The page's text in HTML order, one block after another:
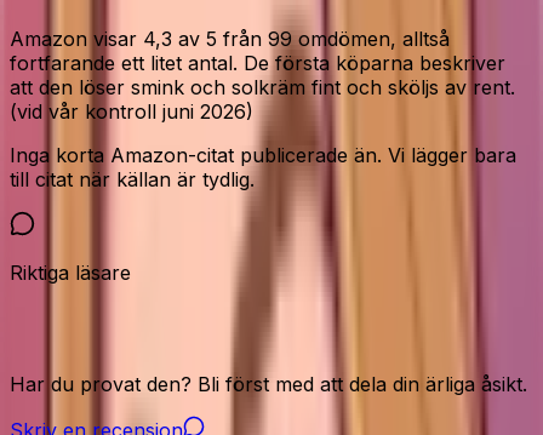
Amazon visar 4,3 av 5 från 99 omdömen, alltså
fortfarande ett litet antal. De första köparna beskriver
att den löser smink och solkräm fint och sköljs av rent.
(vid vår kontroll juni 2026)
Inga korta Amazon-citat publicerade än. Vi lägger bara
till citat när källan är tydlig.
Riktiga läsare
Har du provat den? Bli först med att dela din ärliga åsikt.
Skriv en recension